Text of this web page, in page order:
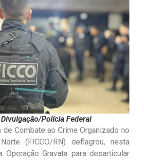
Polícia Federal
de Combate ao Crime Organizado no
(FICCO/RN) deflagrou, nesta
Operação Gravata para desarticular